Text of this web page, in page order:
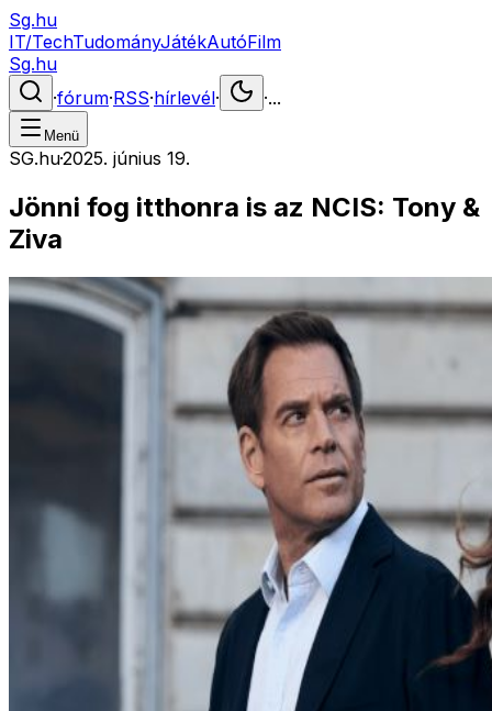
Sg.hu
IT/TechTudományJátékAutóFilm
Sg.hu
·fórum·RSS·hírlevél· ·...
Menü
SG.hu·2025. június 19.
Jönni fog itthonra is az NCIS: Tony &
Ziva